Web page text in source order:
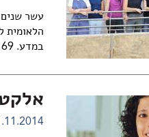
עשר שנים
הלאומית
במדע. 69 מדעניות השלימו את המחקר בחו"ל...